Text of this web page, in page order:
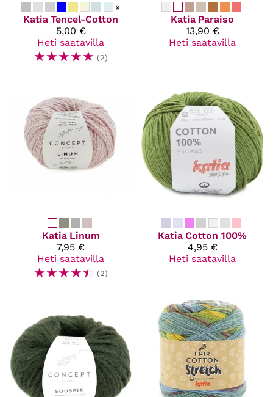
»
Katia Tencel-Cotton
5,00 €
Heti saatavilla
☆☆☆☆☆ (2)
Katia Paraiso
13,90 €
Heti saatavilla
Katia Linum
7,95 €
Heti saatavilla
☆☆☆☆☆ (2)
Katia Cotton 100%
4,95 €
Heti saatavilla